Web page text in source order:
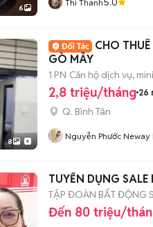
6 Thi Thanh
8
CHO
GÒ MÂY
1 PN Căn hộ dịch vụ, mini
2,8 triệu/tháng 26
Q. Bình Tân
Nguyễn Phước Neway
TUYỂN DỤNG
TẬP ĐOÀN BẤT ĐỘNG
Đến 80 triệu/